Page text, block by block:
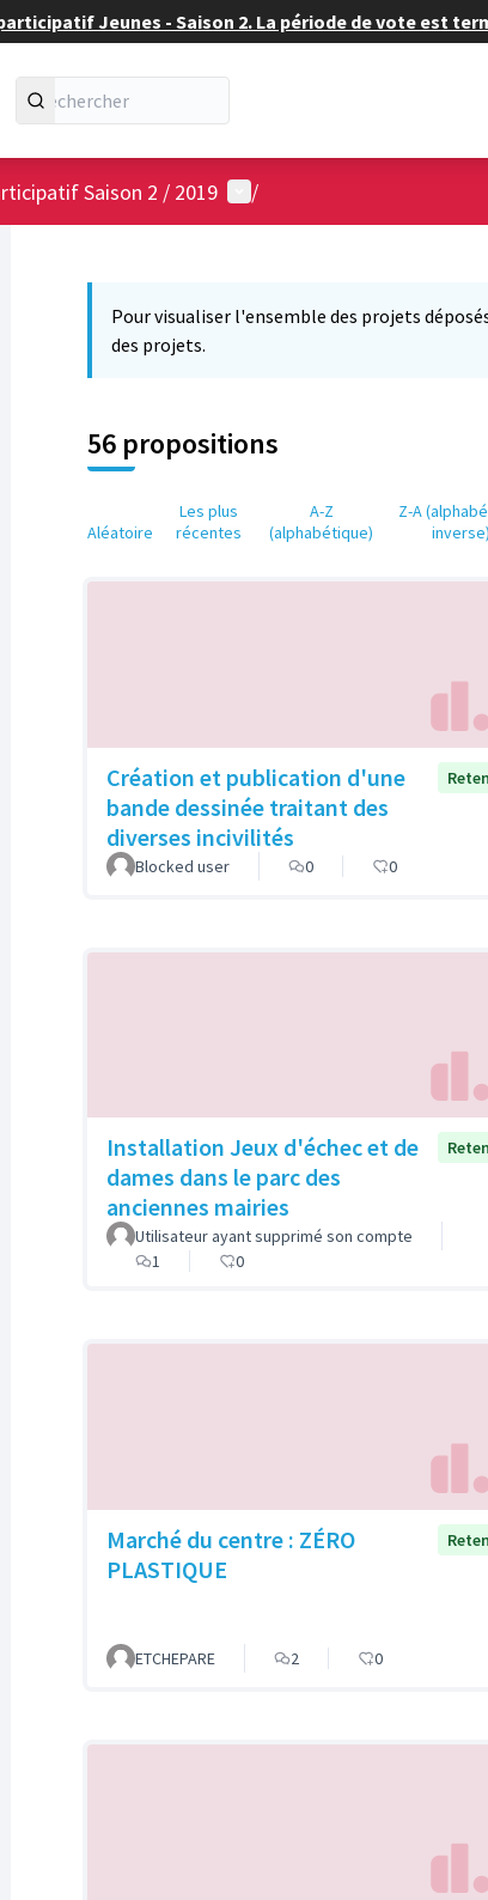
Jeunes - Saison 2. La période de vote est
Saison 2 / 2019 Menu utilisateur
/
Pour visualiser l'ensemble des projets
des projets.
56 propositions
Aléatoire
Les plus
récentes
A-Z
(alphabétique)
Z-A
inverse)
Création et publication d'une
bande dessinée traitant des
diverses incivilités
Blocked user 0 0
Installation Jeux d'échec et de
dames dans le parc des
anciennes mairies
Utilisateur ayant supprimé son compte
1
0
Marché du centre : ZÉRO
PLASTIQUE
ETCHEPARE 2 0